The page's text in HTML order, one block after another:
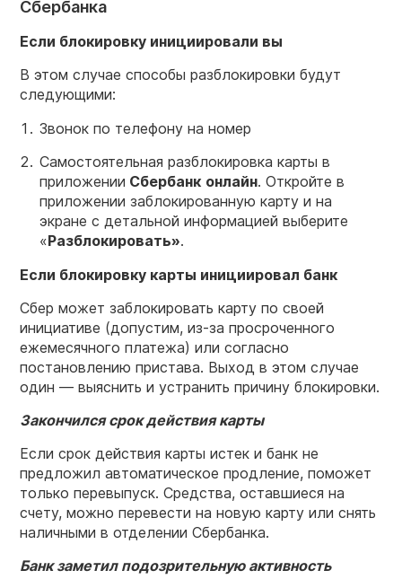
Сбербанка
Если блокировку инициировали вы
В этом случае способы разблокировки будут
следующими:
Звонок по телефону на номер
Самостоятельная разблокировка карты в
приложении Сбербанк онлайн. Откройте в
приложении заблокированную карту и на
экране с детальной информацией выберите
«Разблокировать».
Если блокировку карты инициировал банк
Сбер может заблокировать карту по своей
инициативе (допустим, из-за просроченного
ежемесячного платежа) или согласно
постановлению пристава. Выход в этом случае
один — выяснить и устранить причину блокировки.
Закончился срок действия карты
Если срок действия карты истек и банк не
предложил автоматическое продление, поможет
только перевыпуск. Средства, оставшиеся на
счету, можно перевести на новую карту или снять
наличными в отделении Сбербанка.
Банкзаметил подозрительную активность